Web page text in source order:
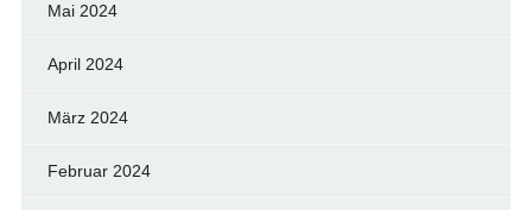
Mai 2024
April 2024
März 2024
Februar 2024